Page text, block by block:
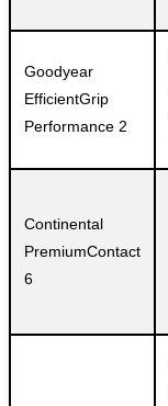
Goodyear
EfficientGrip
Performance 2
Continental
PremiumContact
6